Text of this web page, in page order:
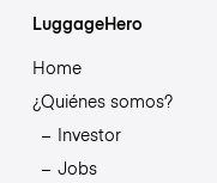
LuggageHero
Home
¿Quiénes somos?
Investor
Jobs